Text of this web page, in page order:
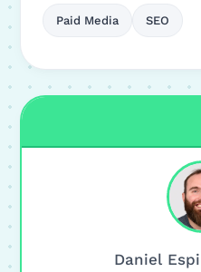
Paid Media SEO
Daniel